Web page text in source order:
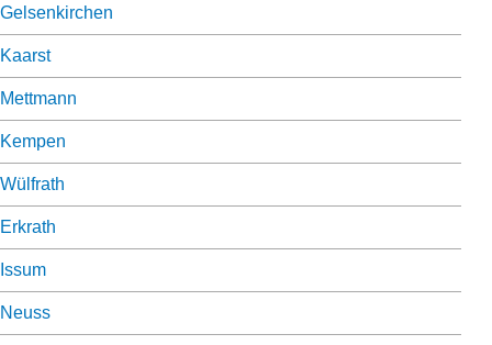
Gelsenkirchen
Kaarst
Mettmann
Kempen
Wülfrath
Erkrath
Issum
Neuss